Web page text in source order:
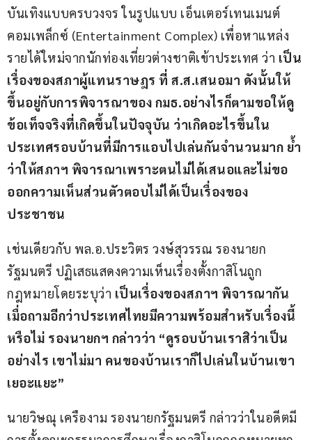
บันเทิงแบบครบวงจร ในรูปแบบ เอ็นเตอร์เทนเมนต์
คอมเพล็กซ์ (Entertainment Complex) เพื่อหาแหล่ง
รายได้ใหม่จากนักท่องเที่ยวต่างชาติเข้าประเทศ ว่า เป็น
เรื่องของสภาผู้แทนราษฎร ที่ ส.ส.เสนอมา ดังนั้นให้
ขึ้นอยู่กับการพิจารณาของ กมธ.อย่างไรก็ตามขอให้ดู
ข้อเท็จจริงที่เกิดขึ้นในปัจจุบัน ว่าเกิดอะไรขึ้นใน
ประเทศรอบบ้านที่มีการแอบไปเล่นกันจำนวนมาก ย้ำ
ว่าให้สภาฯ พิจารณาเพราะตนไม่ได้เสนอและไม่ขอ
ออกความเห็นส่วนตัวตอบไม่ได้เป็นเรื่องของ
ประชาชน
เช่นเดียวกับ พล.อ.ประวิตร วงษ์สุวรรณ รองนายก
รัฐมนตรี ปฏิเสธแสดงความเห็นเรื่องตั้งกาสิโนถูก
กฎหมายโดยระบุว่า เป็นเรื่องของสภาฯ พิจารณากัน
เมื่อถามอีกว่าประเทศไทยมีความพร้อมสำหรับเรื่องนี้
หรือไม่ รองนายกฯ กล่าวว่า “ดูรอบบ้านเราสิว่าเป็น
อย่างไร เขาไม่มา คนของบ้านเราก็ไปเล่นในบ้านเขา
เยอะแยะ”
นายวิษณุ เครืองาม รองนายกรัฐมนตรี กล่าวว่าในอดีตมี